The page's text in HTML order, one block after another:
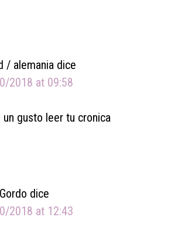
/ alemania dice
2018 at 09:58
gusto leer tu cronica
dice
2018 at 12:43